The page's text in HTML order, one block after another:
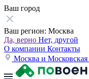
Ваш город
Ваш регион: Москва
Да, верно Нет, другой
О компании Контакты
Москва и Московская